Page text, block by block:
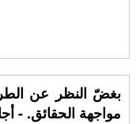
بغضّ النظر عن
مواجهة الحقائق. -